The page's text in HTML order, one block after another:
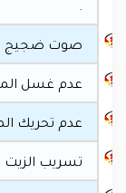
.
صوت ضجيج
عدم غسل
عدم تحريك
تسريب